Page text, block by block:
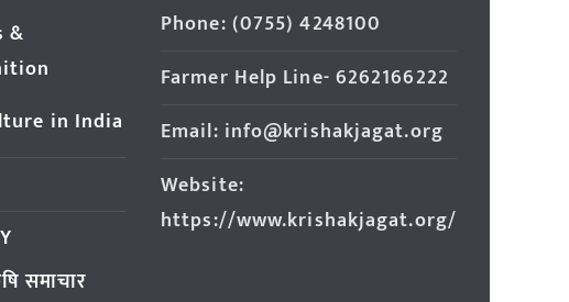
&
in India
समाचार
Phone: (0755) 4248100
Farmer Help Line- 6262166222
Email: info@krishakjagat.org
Website:
https://www.krishakjagat.org/